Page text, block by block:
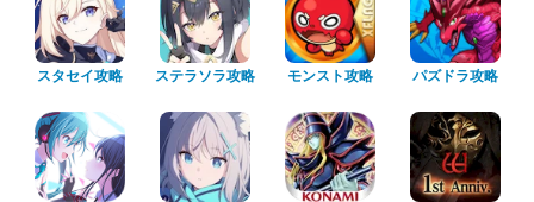
スタセイ攻略 ステラソラ攻略 モンスト攻略 パズドラ攻略